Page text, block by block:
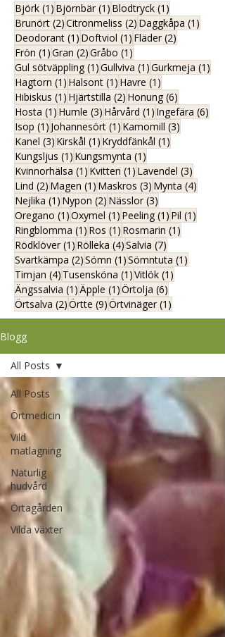
Björk (1) 1 inlägg
Björnbär (1) 1 inlägg
Blodtryck (1)
Brunört (2)2 inlägg
Citronmeliss (2) 2 inlägg
Daggkåpa (1)
Deodorant (1) 1 inlägg
Doftviol (1) 1 inlägg
Fläder (2)
Frön (1)1 inlägg
Gran (2)2 inlägg
Gråbo (1)
Gul sötväppling (1)1 inlägg
Gullviva (1)1 inlägg
Gurkmeja (1)
Hagtorn (1) 1 inlägg
Halsont (1) 1 inlägg
Havre (1)
Hibiskus (1) 1 inlägg
Hjärtstilla (2) 2 inlägg
Honung (6)
Hosta (1) 1 inlägg
Humle (3) 3 inlägg
Hårvård (1) 1 inlägg
Ingefära (6)
Isop (1) 1 inlägg
Johannesört (1) 1 inlägg
Kamomill (3)
Kanel (3) 3 inlägg
Kirskål (1) 1 inlägg
Kryddfänkål (1)
Kungsljus (1) 1 inlägg
Kungsmynta (1)
Kvinnorhälsa (1) 1 inlägg
Kvitten (1) 1 inlägg
Lavendel (3)
Lind (2) 2 inlägg
Magen (1) 1 inlägg
Maskros (3) 3 inlägg
Mynta (4)
Nejlika (1) 1 inlägg
Nypon (2) 2 inlägg
Nässlor (3)
Oregano (1)1 inlägg
Oxymel (1) 1 inlägg
Peeling (1) 1 inlägg
Pil (1)
Ringblomma (1) 1 inlägg
Ros (1) 1 inlägg
Rosmarin (1)
Rödklöver (1) 1 inlägg
Rölleka (4)4 inlägg
Salvia (7)
Svartkämpa (2)2 inlägg
Sömn (1)1 inlägg
Sömntuta (1)
Timjan (4) 4 inlägg
Tusensköna (1)1 inlägg
Vitlök (1)
Ängssalvia (1) 1 inlägg
Äpple (1)1 inlägg
Örtolja (6)
Örtsalva (2)2 inlägg
Örtte (9)9 inlägg
Örtvinäger (1)
Blogg
All Posts
Örtmedicin
Vild
matlagning
Naturlig
hudvård
Örtagården
Vilda växter
All Posts